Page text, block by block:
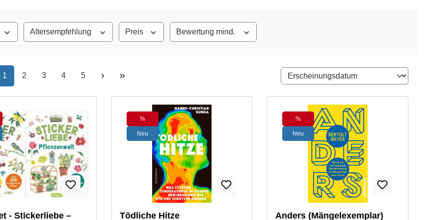
Altersempfehlung Preis Bewertung mind.
Seite
1 Seite
2 Seite
3 Seite
4 Seite
5
- Stickerliebe –
Rabatt
%
Neu
Tödliche Hitze
Rabatt
%
Neu
Anders (Mängelexemplar)